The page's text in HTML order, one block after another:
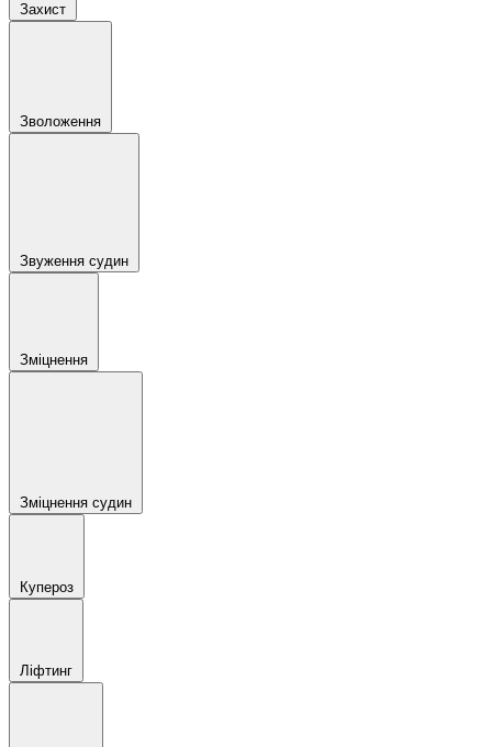
Захист
Зволоження
Звуження судин
Зміцнення
Зміцнення судин
Купероз
Ліфтинг